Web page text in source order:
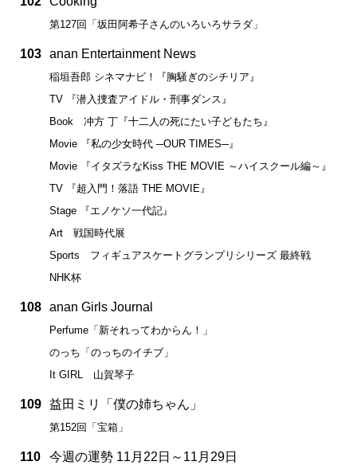
第127回「坂田阿希子さんのいろいろサラダ」
103 anan Entertainment News
稲垣吾郎 シネマナビ！『胸騒ぎのシチリア』
TV 『潜入捜査アイドル・刑事ダンス』
Book 冲方 丁『十二人の死にたい子どもたち』
Movie 『私の少女時代 ─OUR TIMES─』
Movie 『イタズラなKiss THE MOVIE ～ハイスクール編～』
TV 『超入門！落語 THE MOVIE』
Stage 『エノケソ一代記』
Art 戦国時代展
Sports フィギュアスケートグランプリシリーズ 最終戦
NHK杯
108 anan Girls Journal
Perfume「新それってわからん！」
のっち「のっちのイチブ」
It GIRL 山賀琴子
109 益田ミリ「僕の姉ちゃん」
第152回「宝箱」
110 今週の運勢 11月22日～11月29日